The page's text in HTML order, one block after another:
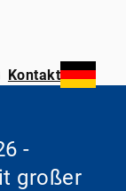
Kontakt
-
großer